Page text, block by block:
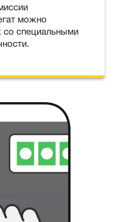
можно
со специальными